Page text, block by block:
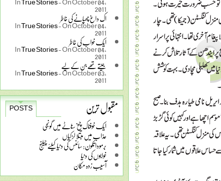
2011
اک داغ چھپانے کی خاطر InTrue Stories-On October 04,
2011
ایک خواب کی خاطر InTrue Stories-On October 04,
2011
جیتے تھے جن کے لیے InTrue Stories-On October 03,
2011
مقبول ترین
POSTS
ایک خوفناک چیخ سناٹے میں گونجی
عذاب میں مبتلا لڑکیاں
برمودا تکون: سائنس کی دنیا کیلئے چیلنج
خوابوں کی دنیا
آسیب زدہ مکان